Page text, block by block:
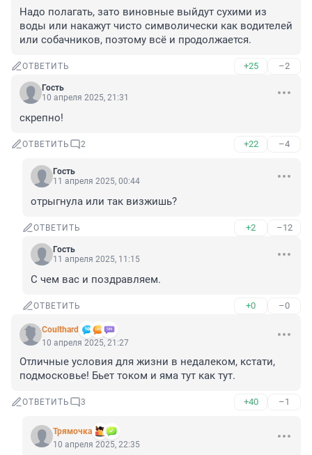
Надо полагать, зато виновные выйдут сухими из
воды или накажут чисто символически как водителей
или собачников, поэтому всё и продолжается.
ОТВЕТИТЬ +25 –2
Гость
10 апреля 2025, 21:31
скрепно!
ОТВЕТИТЬ 2 +22 –4
Гость
11 апреля 2025, 00:44
отрыгнула или так визжишь?
ОТВЕТИТЬ +2 –12
Гость
11 апреля 2025, 11:15
С чем вас и поздравляем.
ОТВЕТИТЬ +0 –0
Coulthard
10 апреля 2025, 21:27
Отличные условия для жизни в недалеком, кстати,
подмосковье! Бьет током и яма тут как тут.
ОТВЕТИТЬ 3 +40 –1
Трямочка
10 апреля 2025, 22:35